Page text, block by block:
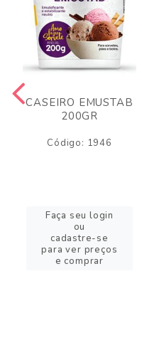
CASEIRO EMUSTAB
200GR
Código: 1946
Faça seu login
ou
cadastre-se
para ver preços
e comprar